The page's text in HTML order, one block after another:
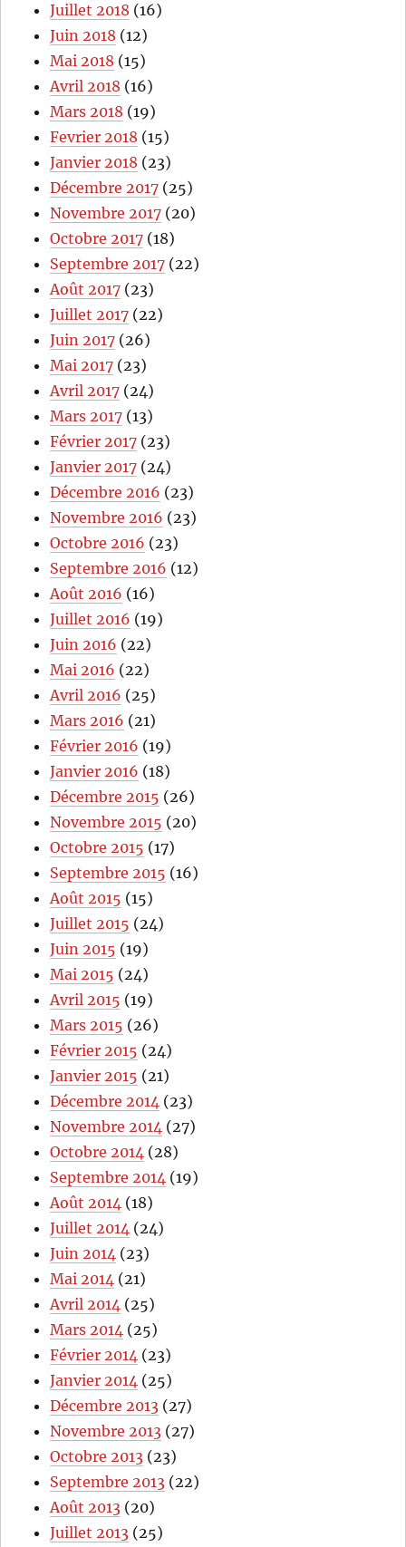
Juillet 2018 (16)
Juin 2018 (12)
Mai 2018 (15)
Avril 2018 (16)
Mars 2018 (19)
Fevrier 2018 (15)
Janvier 2018 (23)
Décembre 2017 (25)
Novembre 2017 (20)
Octobre 2017 (18)
Septembre 2017 (22)
Août 2017 (23)
Juillet 2017 (22)
Juin 2017 (26)
Mai 2017 (23)
Avril 2017 (24)
Mars 2017 (13)
Février 2017 (23)
Janvier 2017 (24)
Décembre 2016 (23)
Novembre 2016 (23)
Octobre 2016 (23)
Septembre 2016 (12)
Août 2016 (16)
Juillet 2016 (19)
Juin 2016 (22)
Mai 2016 (22)
Avril 2016 (25)
Mars 2016 (21)
Février 2016 (19)
Janvier 2016 (18)
Décembre 2015 (26)
Novembre 2015 (20)
Octobre 2015 (17)
Septembre 2015 (16)
Août 2015 (15)
Juillet 2015 (24)
Juin 2015 (19)
Mai 2015 (24)
Avril 2015 (19)
Mars 2015 (26)
Février 2015 (24)
Janvier 2015 (21)
Décembre 2014 (23)
Novembre 2014 (27)
Octobre 2014 (28)
Septembre 2014 (19)
Août 2014 (18)
Juillet 2014 (24)
Juin 2014 (23)
Mai 2014 (21)
Avril 2014 (25)
Mars 2014 (25)
Février 2014 (23)
Janvier 2014 (25)
Décembre 2013 (27)
Novembre 2013 (27)
Octobre 2013 (23)
Septembre 2013 (22)
Août 2013 (20)
Juillet 2013 (25)